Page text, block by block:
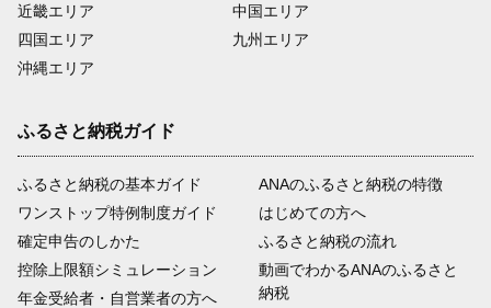
近畿エリア
四国エリア
沖縄エリア
中国エリア
九州エリア
ふるさと納税ガイド
ふるさと納税の基本ガイド
ワンストップ特例制度ガイド
確定申告のしかた
控除上限額シミュレーション
年金受給者・自営業者の方へ
ANAのふるさと納税の特徴
はじめての方へ
ふるさと納税の流れ
動画でわかるANAのふるさと
納税